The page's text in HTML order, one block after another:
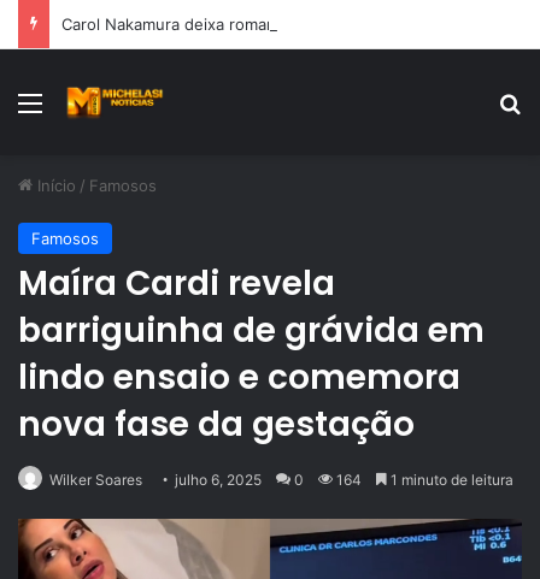
Menu
Início / Famosos
Famosos
Maíra Cardi revela
barriguinha de grávida em
lindo ensaio e comemora
nova fase da gestação
Wilker Soares julho 6, 2025 0 164 1 minuto de leitura